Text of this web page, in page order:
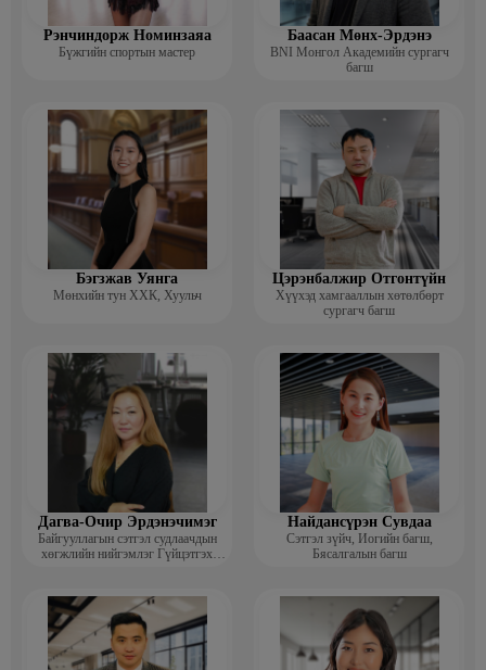
Рэнчиндорж Номинзаяа
Бүжгийн спортын мастер
Баасан Мөнх-Эрдэнэ
BNI Монгол Академийн сургагч
багш
Бэгзжав Уянга
Мөнхийн тун ХХК, Хуульч
Цэрэнбалжир Отгонтүйн
Хүүхэд хамгааллын хөтөлбөрт
сургагч багш
Дагва-Очир Эрдэнэчимэг
Байгууллагын сэтгэл судлаачдын
хөгжлийн нийгэмлэг Гүйцэтгэх
Найдансүрэн Сувдаа
Сэтгэл зүйч, Иогийн багш,
Бясалгалын багш